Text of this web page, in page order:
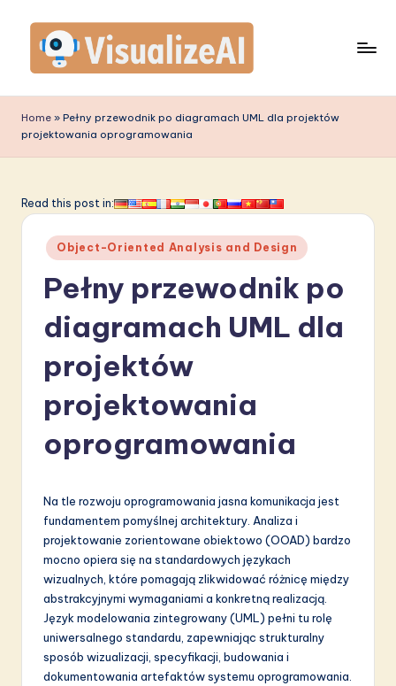
content
is
u
li
A
Home » Pełny przewodnik po diagramach UML dla projektów
projektowania oprogramowania
Read this post in:
Posted
in
Object-Oriented Analysis and Design
Pełny przewodnik po
diagramach UML dla
projektów
projektowania
oprogramowania
Na tle rozwoju oprogramowania jasna komunikacja jest
fundamentem pomyślnej architektury. Analiza i
projektowanie zorientowane obiektowo (OOAD) bardzo
mocno opiera się na standardowych językach
wizualnych, które pomagają zlikwidować różnicę między
abstrakcyjnymi wymaganiami a konkretną realizacją.
Język modelowania zintegrowany (UML) pełni tu rolę
uniwersalnego standardu, zapewniając strukturalny
sposób wizualizacji, specyfikacji, budowania i
dokumentowania artefaktów systemu oprogramowania.